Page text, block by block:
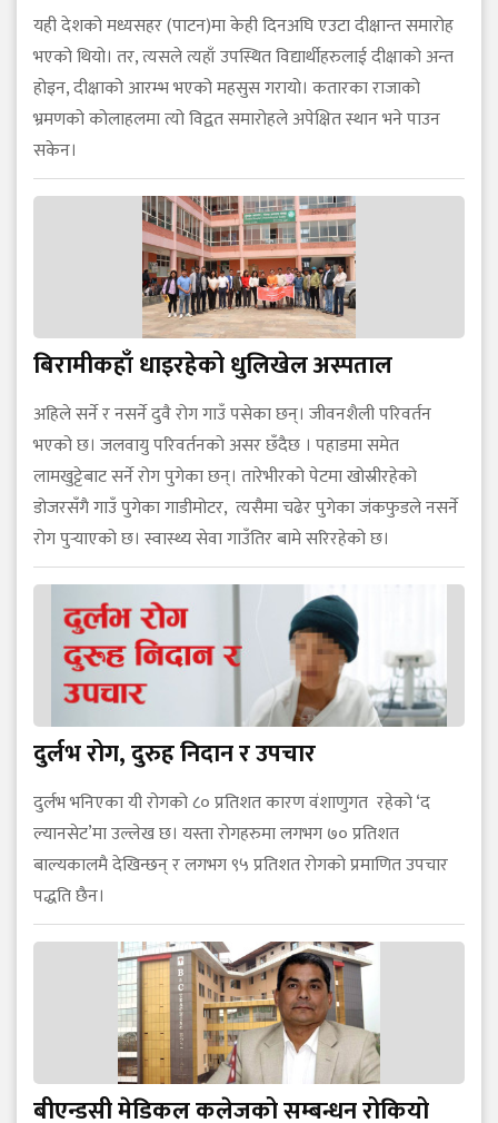
यही देशको मध्यसहर (पाटन)मा केही दिनअघि एउटा दीक्षान्त समारोह
भएको थियो। तर, त्यसले त्यहाँ उपस्थित विद्यार्थीहरुलाई दीक्षाको अन्त
होइन, दीक्षाको आरम्भ भएको महसुस गरायो। कतारका राजाको
भ्रमणको कोलाहलमा त्यो विद्वत समारोहले अपेक्षित स्थान भने पाउन
सकेन।
बिरामीकहाँ धाइरहेको धुलिखेल अस्पताल
अहिले सर्ने र नसर्ने दुवै रोग गाउँ पसेका छन्। जीवनशैली परिवर्तन
भएको छ। जलवायु परिवर्तनको असर छँदैछ । पहाडमा समेत
लामखुट्टेबाट सर्ने रोग पुगेका छन्। तारेभीरको पेटमा खोस्रीरहेको
डोजरसँगै गाउँ पुगेका गाडीमोटर, त्यसैमा चढेर पुगेका जंकफुडले नसर्ने
रोग पुर्‍याएको छ। स्वास्थ्य सेवा गाउँतिर बामे सरिरहेको छ।
दुर्लभ रोग, दुरुह निदान र उपचार
दुर्लभ भनिएका यी रोगको ८० प्रतिशत कारण वंशाणुगत रहेको ‘द
ल्यानसेट’मा उल्लेख छ। यस्ता रोगहरुमा लगभग ७० प्रतिशत
बाल्यकालमै देखिन्छन् र लगभग ९५ प्रतिशत रोगको प्रमाणित उपचार
पद्धति छैन।
बीएन्डसी मेडिकल कलेजको सम्बन्धन रोकियो